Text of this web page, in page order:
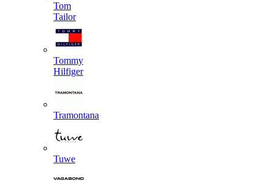
Tom
Tailor
Tommy
Hilfiger
Tramontana
Tuwe